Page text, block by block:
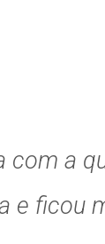
com a
e ficou